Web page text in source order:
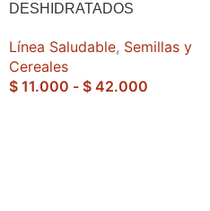
DESHIDRATADOS
Línea Saludable, Semillas y
Cereales
$ 11.000 - $ 42.000